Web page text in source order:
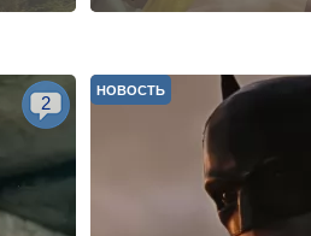
2
НОВОСТЬ